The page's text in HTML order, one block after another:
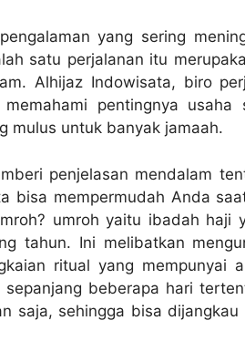
yang sering
satu perjalanan itu
Alhijaz Indowisata, biro
pentingnya usaha
mulus untuk banyak jamaah.
penjelasan mendalam
bisa mempermudah Anda
umroh yaitu ibadah haji
tahun. Ini melibatkan
ritual yang mempunyai
beberapa hari
saja, sehingga bisa dijangkau